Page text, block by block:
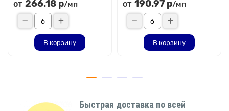
от 266.18 р/мп
В корзину
от 190.97 р/мп
В корзину
Быстрая доставка по всей